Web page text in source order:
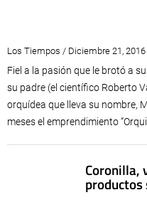
Los Tiempos / Diciembre 21, 2016
Fiel a la pasión que le brotó a
su padre (el científico Roberto
orquídea que lleva su nombre,
meses el emprendimiento
Coronilla,